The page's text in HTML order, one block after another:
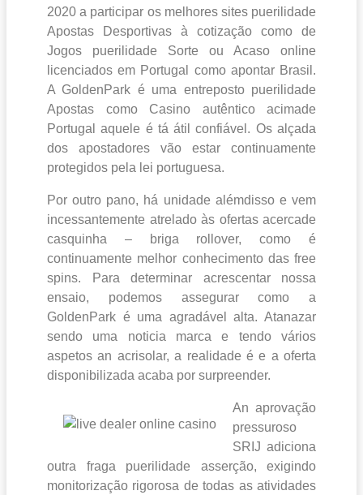
2020 a participar os melhores sites puerilidade
Apostas Desportivas à cotização como de
Jogos puerilidade Sorte ou Acaso online
licenciados em Portugal como apontar Brasil.
A GoldenPark é uma entreposto puerilidade
Apostas como Casino autêntico acimade
Portugal aquele é tá átil confiável. Os alçada
dos apostadores vão estar continuamente
protegidos pela lei portuguesa.
Por outro pano, há unidade alémdisso e vem
incessantemente atrelado às ofertas acercade
casquinha – briga rollover, como é
continuamente melhor conhecimento das free
spins. Para determinar acrescentar nossa
ensaio, podemos assegurar como a
GoldenPark é uma agradável alta. Atanazar
sendo uma noticia marca e tendo vários
aspetos an acrisolar, a realidade é e a oferta
disponibilizada acaba por surpreender.
An aprovação
pressuroso
SRIJ adiciona
outra fraga puerilidade asserção, exigindo
monitorização rigorosa de todas as atividades